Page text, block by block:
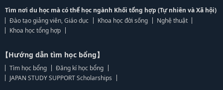
Tìm nơi du học mà có thể học ngành Khối tổng hợp (Tự nhiên và Xã hội)
Đào tạo giảng viên, Giáo dục
Khoa học đời sống
Nghệ thuật
Khoa học tổng hợp
【Hướng dẫn tìm học bổng】
Tìm học bổng
Đăng kí học bổng
JAPAN STUDY SUPPORT Scholarships